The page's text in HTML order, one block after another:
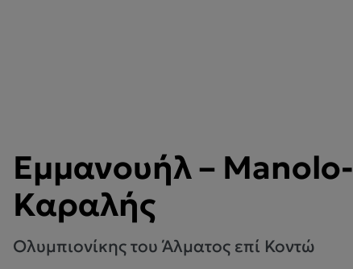
Εμμανουήλ – Manolo-
Καραλής
Ολυμπιονίκης του Άλματος επί Κοντώ